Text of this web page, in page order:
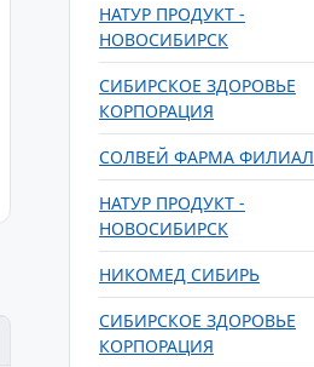
НАТУР ПРОДУКТ -
НОВОСИБИРСК
СИБИРСКОЕ ЗДОРОВЬЕ
КОРПОРАЦИЯ
СОЛВЕЙ ФАРМА ФИЛИАЛ
НАТУР ПРОДУКТ -
НОВОСИБИРСК
НИКОМЕД СИБИРЬ
СИБИРСКОЕ ЗДОРОВЬЕ
КОРПОРАЦИЯ